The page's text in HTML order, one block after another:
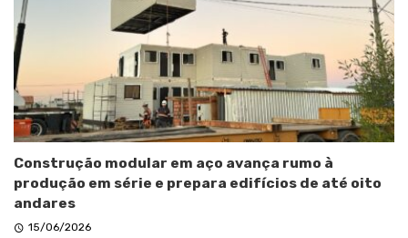
Construção modular em aço avança rumo à
produção em série e prepara edifícios de até oito
andares
15/06/2026